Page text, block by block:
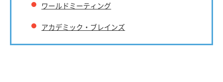
ワールドミーティング
アカデミック・ブレインズ